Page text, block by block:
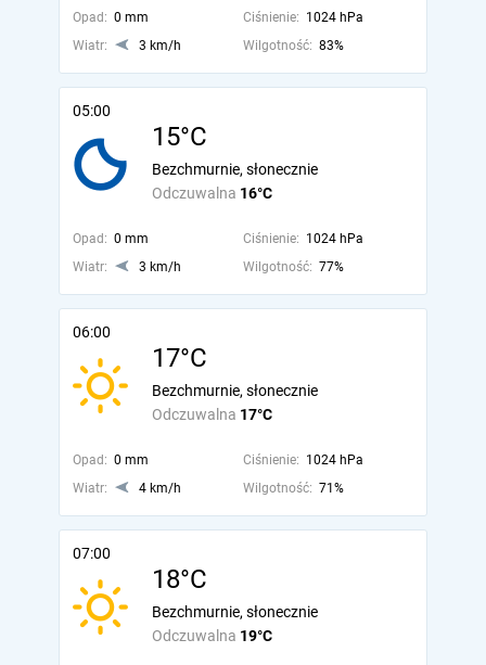
Opad: 0 mm Ciśnienie: 1024 hPa
Wiatr:
3 km/h Wilgotność: 83%
05:00
15°C
Odczuwalna 16°C
Bezchmurnie, słonecznie
Opad: 0 mm Ciśnienie: 1024 hPa
Wiatr:
3 km/h Wilgotność: 77%
06:00
17°C
Odczuwalna 17°C
Bezchmurnie, słonecznie
Opad: 0 mm Ciśnienie: 1024 hPa
Wiatr:
4 km/h Wilgotność: 71%
07:00
18°C
Odczuwalna 19°C
Bezchmurnie, słonecznie